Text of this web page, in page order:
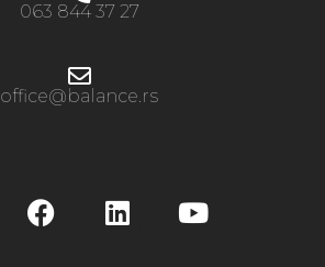
063 844 37 27
office@balance.rs